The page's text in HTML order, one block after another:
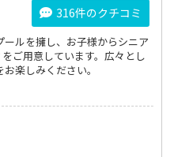
316件のクチコミ
ルを擁し、お子様からシニア
ご用意しています。広々とし
楽しみください。